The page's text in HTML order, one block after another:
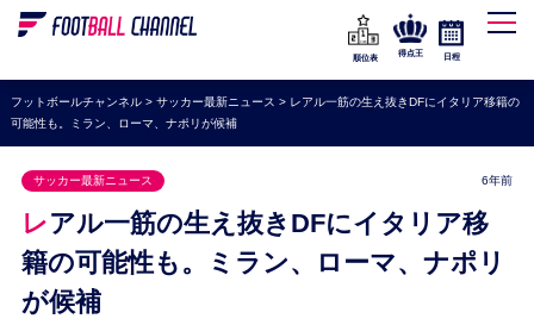
WEリーグ
海外サッカー
プレミアリーグ
ラ・リーガ
セリエA
ブンデスリーガ
UEFA
順位表
得点王 日程
フットボールチャンネル> サッカー最新ニュース > レアル一筋の生え抜きDFにイタリア移籍の
可能性も。ミラン、ローマ、ナポリが候補
サッカー最新ニュース 6年前
レアル一筋の生え抜きDFにイタリア移
籍の可能性も。ミラン、ローマ、ナポリ
が候補